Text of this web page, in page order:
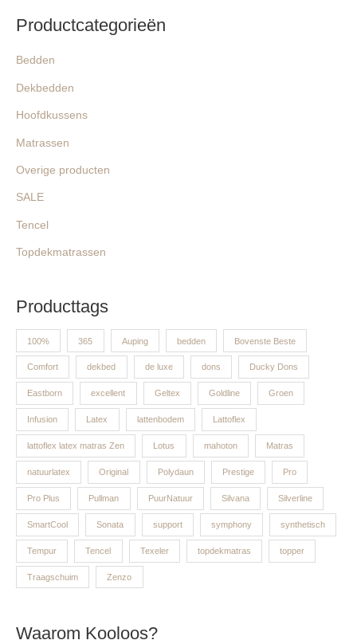
:Productcategorieën
Bedden
Dekbedden
Hoofdkussens
Matrassen
Overige producten
SALE
Tencel
Topdekmatrassen
Producttags
100% 365 Auping bedden Bovenste Beste
Comfort dekbed de luxe dons Ducky Dons
Eastborn excellent Geltex Goldline Groen
Infusion Latex lattenbodem Lattoflex
lattoflex latex matras Zen Lotus mahoton Matras
natuurlatex Original Polydaun Prestige Pro
Pro Plus Pullman PuurNatuur Silvana Silverline
SmartCool Sonata support symphony synthetisch
Tempur Tencel Texeler topdekmatras topper
Traagschuim Zenzo
Waarom Kooloos?